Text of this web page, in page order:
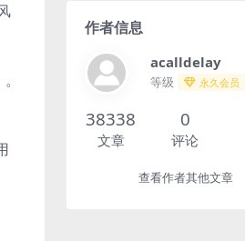
作者信息
acalldelay
等级 永久会员
38338
文章
0
评论
查看作者其他文章